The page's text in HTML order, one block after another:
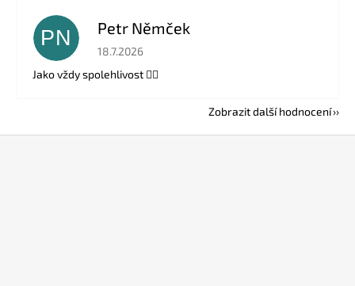
PN Petr Němček
Hodnocení obchodu je 5 z 5 hvězdiček.
18.7.2026
Jako vždy spolehlivost 👍🏻
Zobrazit další hodnocení